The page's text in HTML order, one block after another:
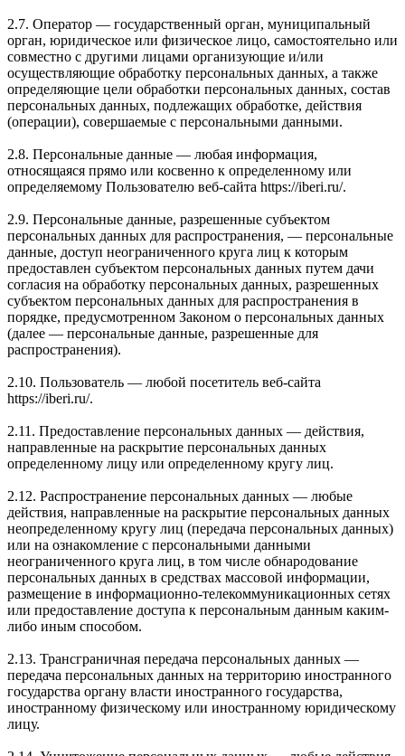
2.7. Оператор — государственный орган, муниципальный
орган, юридическое или физическое лицо, самостоятельно или
совместно с другими лицами организующие и/или
осуществляющие обработку персональных данных, а также
определяющие цели обработки персональных данных, состав
персональных данных, подлежащих обработке, действия
(операции), совершаемые с персональными данными.
2.8. Персональные данные — любая информация,
относящаяся прямо или косвенно к определенному или
определяемому Пользователю веб-сайта https://iberi.ru/.
2.9. Персональные данные, разрешенные субъектом
персональных данных для распространения, — персональные
данные, доступ неограниченного круга лиц к которым
предоставлен субъектом персональных данных путем дачи
согласия на обработку персональных данных, разрешенных
субъектом персональных данных для распространения в
порядке, предусмотренном Законом о персональных данных
(далее — персональные данные, разрешенные для
распространения).
2.10. Пользователь — любой посетитель веб-сайта
https://iberi.ru/.
2.11. Предоставление персональных данных — действия,
направленные на раскрытие персональных данных
определенному лицу или определенному кругу лиц.
2.12. Распространение персональных данных — любые
действия, направленные на раскрытие персональных данных
неопределенному кругу лиц (передача персональных данных)
или на ознакомление с персональными данными
неограниченного круга лиц, в том числе обнародование
персональных данных в средствах массовой информации,
размещение в информационно-телекоммуникационных сетях
или предоставление доступа к персональным данным каким-
либо иным способом.
2.13. Трансграничная передача персональных данных —
передача персональных данных на территорию иностранного
государства органу власти иностранного государства,
иностранному физическому или иностранному юридическому
лицу.